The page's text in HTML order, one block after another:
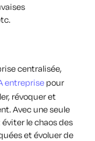
centralisée,
entreprise pour
révoquer et
Avec une seule
le chaos des
et évoluer de